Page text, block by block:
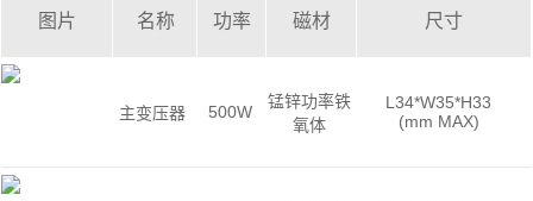
图片 名称 功率 磁材 尺寸
主变压器 500W
锰锌功率铁
氧体
L34*W35*H33
(mm MAX)